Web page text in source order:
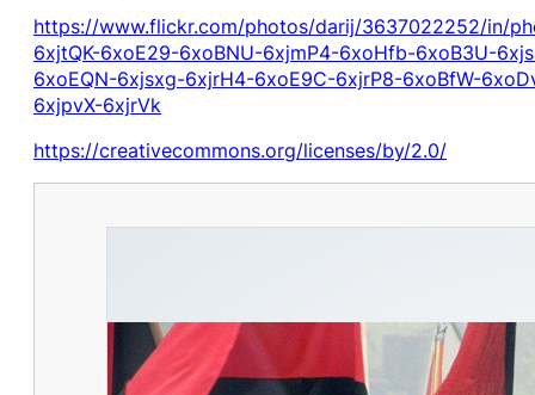
https://www.flickr.com/photos/darij/3637022252/in/
6xjtQK-6xoE29-6xoBNU-6xjmP4-6xoHfb-6xoB3U-
6xoEQN-6xjsxg-6xjrH4-6xoE9C-6xjrP8-6xoBfW-
6xjpvX-6xjrVk
https://creativecommons.org/licenses/by/2.0/